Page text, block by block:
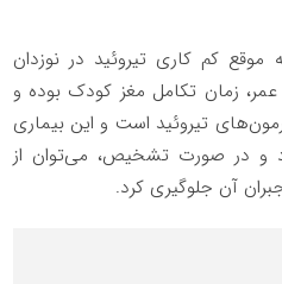
کم کاری تیروئید در نوزدان
زمان تکامل مغز کودک بوده و
تیروئید است و این بیماری
و در صورت تشخیص، می‌توان از
آن جلوگیری کرد.